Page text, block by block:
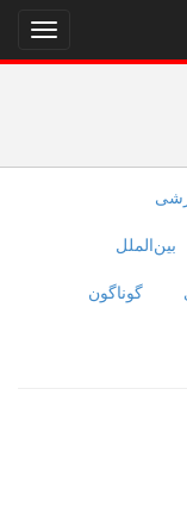
نمایش
منو
بین‌الملل
گوناگون